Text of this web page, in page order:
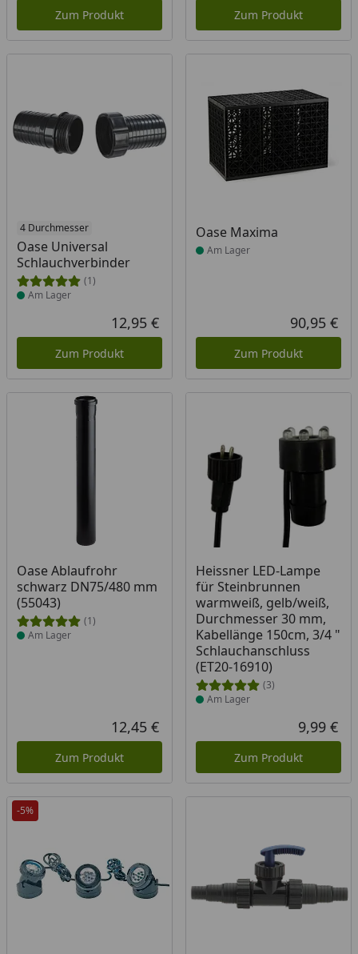
Zum Produkt Zum Produkt
4 Durchmesser
Oase Universal
Schlauchverbinder
(1)
Produkt am Lager
Am Lager
Aktueller Preis
12,95 €
Zum Produkt
Oase Maxima
Produkt am Lager
Am Lager
90,95 €
Zum Produkt
Oase Ablaufrohr
schwarz DN75/480 mm
(55043)
(1)
Produkt am Lager
Am Lager
Aktueller Preis
12,45 €
Zum Produkt
Heissner LED-Lampe
für Steinbrunnen
warmweiß, gelb/weiß,
Durchmesser 30 mm,
Kabellänge 150cm, 3/4 "
Schlauchanschluss
(ET20-16910)
(3)
Produkt am Lager
Am Lager
9,99 €
Zum Produkt
-5%